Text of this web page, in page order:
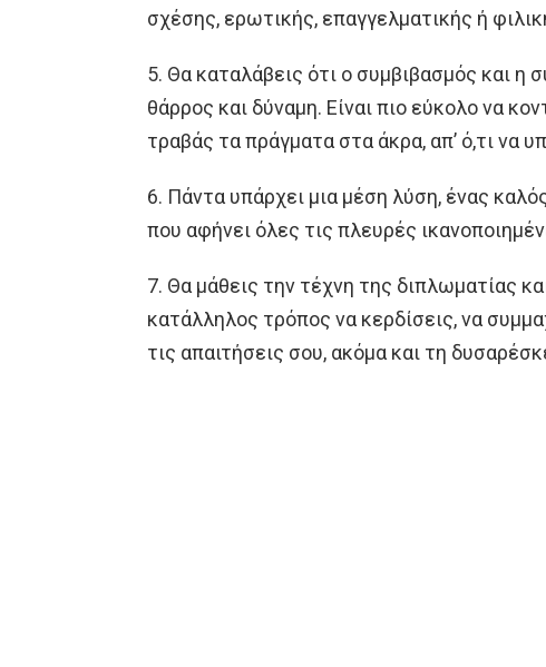
σχέσης, ερωτικής, επαγγελματικής ή
5. Θα καταλάβεις ότι ο συμβιβασμός και η
θάρρος και δύναμη. Είναι πιο εύκολο να
τραβάς τα πράγματα στα άκρα, απ’ ό,τι να
6. Πάντα υπάρχει μια μέση λύση, ένας
που αφήνει όλες τις πλευρές
7. Θα μάθεις την τέχνη της διπλωματίας
κατάλληλος τρόπος να κερδίσεις, να
τις απαιτήσεις σου, ακόμα και τη